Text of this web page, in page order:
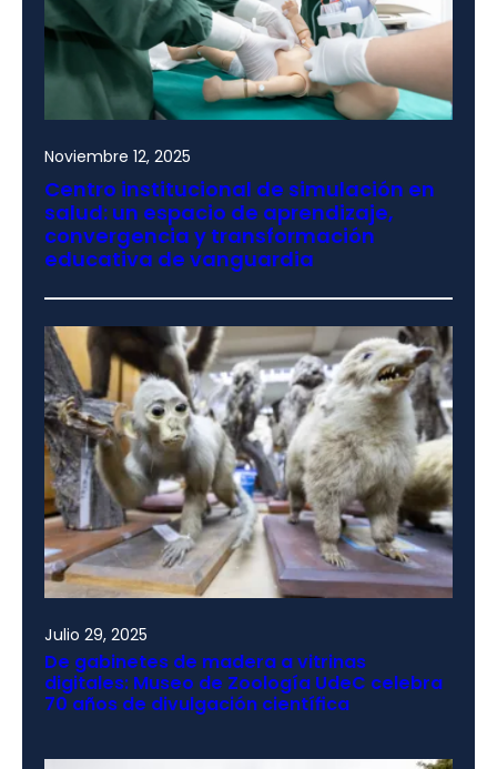
Noviembre 12, 2025
Centro institucional de simulación en
salud: un espacio de aprendizaje,
convergencia y transformación
educativa de vanguardia
Julio 29, 2025
De gabinetes de madera a vitrinas
digitales: Museo de Zoología UdeC celebra
70 años de divulgación científica